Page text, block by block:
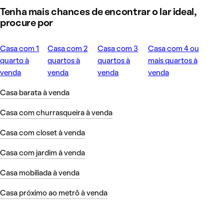
Tenha mais chances de encontrar o lar ideal,
procure por
Casa com 1
quarto à
venda
Casa com 2
quartos à
venda
Casa com 3
quartos à
venda
Casa com 4 ou
mais quartos à
venda
Casa barata à venda
Casa com churrasqueira à venda
Casa com closet à venda
Casa com jardim à venda
Casa mobiliada à venda
Casa próximo ao metrô à venda